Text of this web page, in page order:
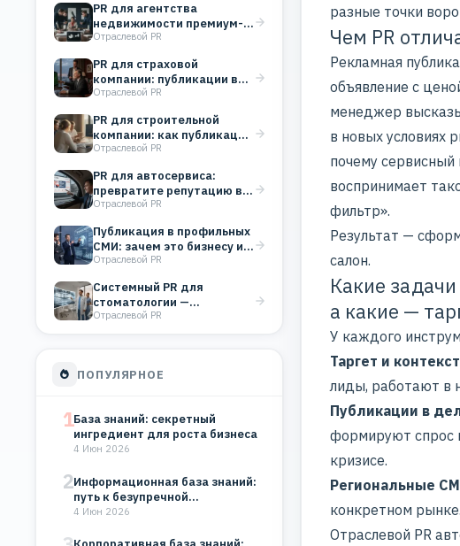
PR для агентства
недвижимости премиум-
класса: работа со СМИ как
Отраслевой PR
PR для страховой
компании: публикации в
СМИ строят доверие и…
Отраслевой PR
PR для строительной
компании: как публикации
в СМИ укрепляют
Отраслевой PR
PR для автосервиса:
превратите репутацию в
поток клиентов
Отраслевой PR
Публикация в профильных
СМИ: зачем это бизнесу и
как выбрать…
Отраслевой PR
Системный PR для
стоматологии —
увеличение потока
Отраслевой PR
ПОПУЛЯРНОЕ
1База знаний: секретный
ингредиент для роста бизнеса
4 Июн 2026
2Информационная база знаний:
путь к безупречной
организации
4 Июн 2026
разные точки
Чем PR
Рекламная
объявление с
менеджер
в новых условиях
почему
воспринимает
фильтр».
Результат —
салон.
Какие
а какие —
У каждого
Таргет и контекст
лиды, работают в
Публикации в
формируют спрос
кризисе.
Региональные
конкретном рынке.
Отраслевой PR